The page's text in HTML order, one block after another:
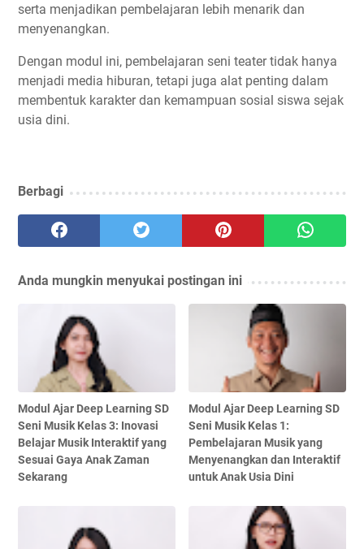
serta menjadikan pembelajaran lebih menarik dan
menyenangkan.
Dengan modul ini, pembelajaran seni teater tidak hanya
menjadi media hiburan, tetapi juga alat penting dalam
membentuk karakter dan kemampuan sosial siswa sejak
usia dini.
Berbagi
Anda mungkin menyukai postingan ini
Modul Ajar Deep Learning SD
Seni Musik Kelas 3: Inovasi
Belajar Musik Interaktif yang
Sesuai Gaya Anak Zaman
Sekarang
Modul Ajar Deep Learning SD
Seni Musik Kelas 1:
Pembelajaran Musik yang
Menyenangkan dan Interaktif
untuk Anak Usia Dini